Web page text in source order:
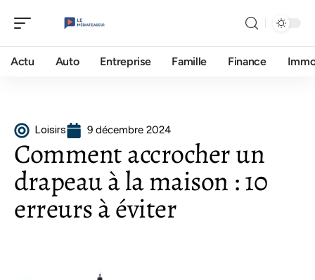
Actu Auto Entreprise Famille Finance
Loisirs 9 décembre 2024
Comment accrocher un
drapeau à la maison : 10
erreurs à éviter